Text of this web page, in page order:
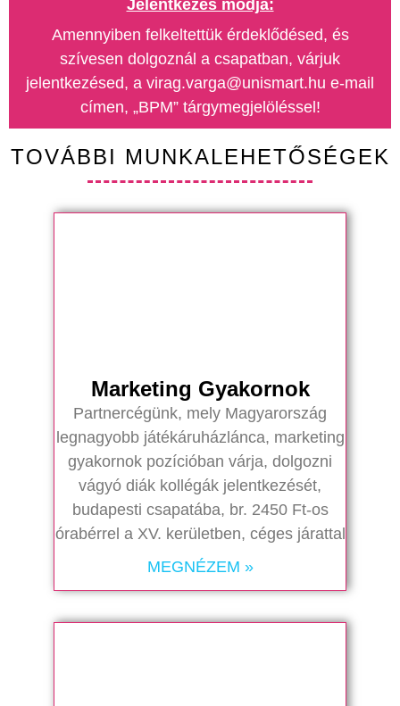
Jelentkezés módja:
Amennyiben felkeltettük érdeklődésed, és
szívesen dolgoznál a csapatban, várjuk
jelentkezésed, a virag.varga@unismart.hu e-mail
címen, „BPM” tárgymegjelöléssel!
TOVÁBBI MUNKALEHETŐSÉGEK
Marketing Gyakornok
Partnercégünk, mely Magyarország
legnagyobb játékáruházlánca, marketing
gyakornok pozícióban várja, dolgozni
vágyó diák kollégák jelentkezését,
budapesti csapatába, br. 2450 Ft-os
órabérrel a XV. kerületben, céges járattal
MEGNÉZEM »